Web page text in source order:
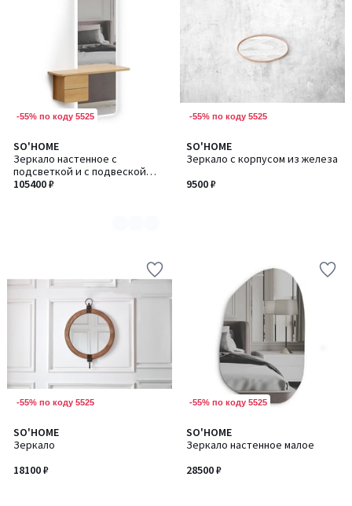
-55% по коду 5525
SO'HOME
Зеркало настенное с
подсветкой и с подвеской
тумбой 170 см
105400 ₽
Количество
цветов:
2
-55% по коду 5525
SO'HOME
Зеркало с корпусом из железа
9500 ₽
-55% по коду 5525
SO'HOME
Зеркало
18100 ₽
-55% по коду 5525
SO'HOME
Зеркало настенное малое
28500 ₽